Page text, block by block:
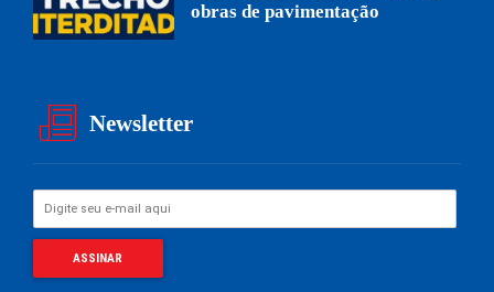
obras de pavimentação
Newsletter